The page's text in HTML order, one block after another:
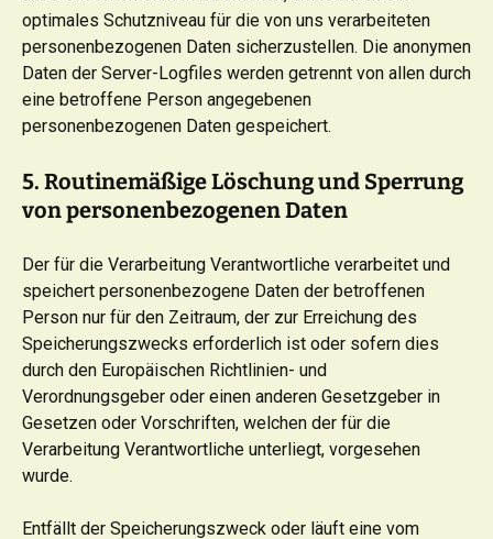
optimales Schutzniveau für die von uns verarbeiteten
personenbezogenen Daten sicherzustellen. Die anonymen
Daten der Server-Logfiles werden getrennt von allen durch
eine betroffene Person angegebenen
personenbezogenen Daten gespeichert.
5. Routinemäßige Löschung und Sperrung
von personenbezogenen Daten
Der für die Verarbeitung Verantwortliche verarbeitet und
speichert personenbezogene Daten der betroffenen
Person nur für den Zeitraum, der zur Erreichung des
Speicherungszwecks erforderlich ist oder sofern dies
durch den Europäischen Richtlinien- und
Verordnungsgeber oder einen anderen Gesetzgeber in
Gesetzen oder Vorschriften, welchen der für die
Verarbeitung Verantwortliche unterliegt, vorgesehen
wurde.
Entfällt der Speicherungszweck oder läuft eine vom